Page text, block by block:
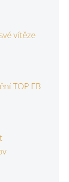
vítěze
TOP EB